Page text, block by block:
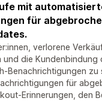
mit
für
verlorene
und die Kundenbindung
Benachrichtigungen zu
für
Erinnerungen, den